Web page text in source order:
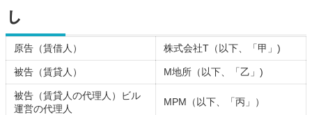
し
原告（賃借人） 株式会社T（以下、「甲」)
被告（賃貸人） M地所（以下、「乙」)
被告（賃貸人の代理人）ビル
運営の代理人
MPM（以下、「丙」）